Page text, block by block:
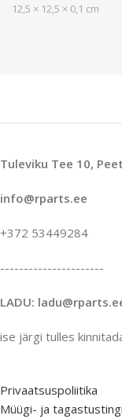
12,5 × 12,5 × 0,1 cm
Tuleviku Tee 10,
info@rparts.ee
+372 53449284
----------------------
LADU:
ise järgi tulles
Privaatsuspoliitika
Müügi- ja